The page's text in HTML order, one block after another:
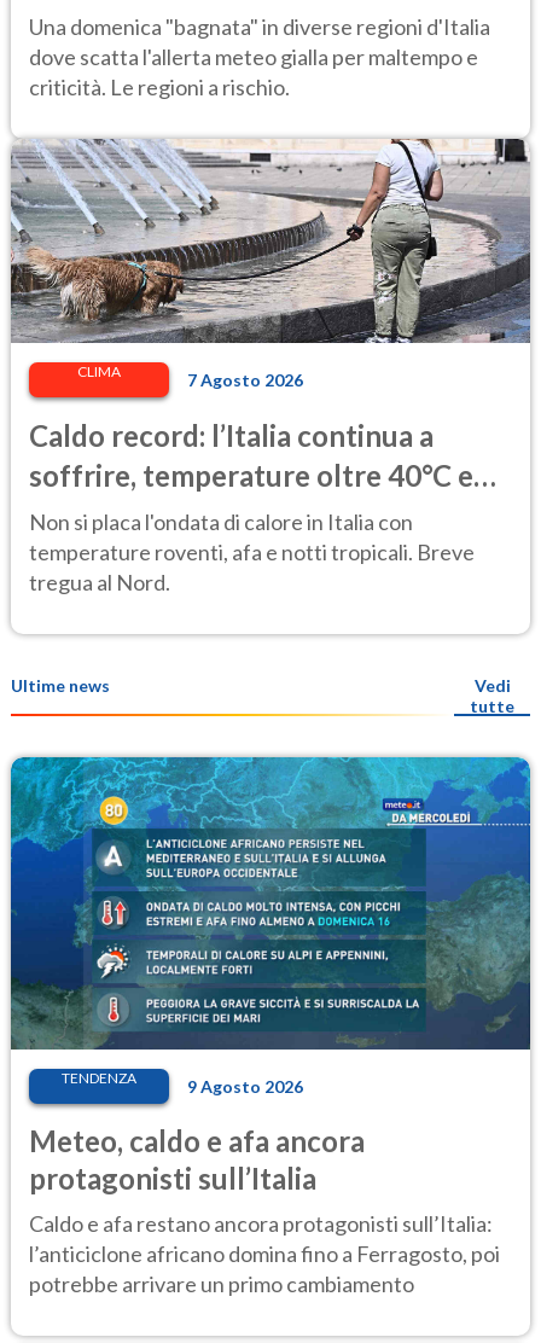
Una domenica "bagnata" in diverse regioni d'Italia
dove scatta l'allerta meteo gialla per maltempo e
criticità. Le regioni a rischio.
CLIMA 7 Agosto 2026
Caldo record: l’Italia continua a
soffrire, temperature oltre 40°C e
afa per altri 10 giorni
Non si placa l'ondata di calore in Italia con
temperature roventi, afa e notti tropicali. Breve
tregua al Nord.
Ultime news
Vedi
tutte
TENDENZA 9 Agosto 2026
Meteo, caldo e afa ancora
protagonisti sull’Italia
Caldo e afa restano ancora protagonisti sull’Italia:
l’anticiclone africano domina fino a Ferragosto, poi
potrebbe arrivare un primo cambiamento